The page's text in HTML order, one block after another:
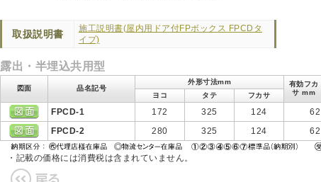
取扱説明書
施工説明書(屋内用ドア付FPボックス FPCDタ
イプ)
露出・半埋込共用型
図面 品名記号
外形寸法mm
有効フカ
サ mm
ヨコ
タテ フカサ
FPCD-1 172 325 124 62
FPCD-2
280 325 124 62
・記載の価格には消費税は含まれていません。